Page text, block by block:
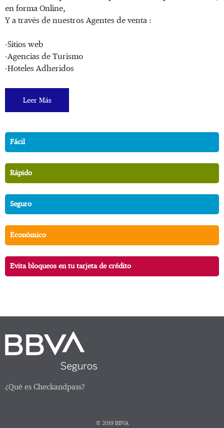
en forma Online,
Y a través de nuestros Agentes de venta :
-Sitios web
-Agencias de Turismo
-Hoteles Adheridos
Leer Más
Fácil
Rápido
Seguro
Económico
Evita bloqueos en tu tarjeta de crédito
¿Qué es Checkandpass?
© 2019 BBVA